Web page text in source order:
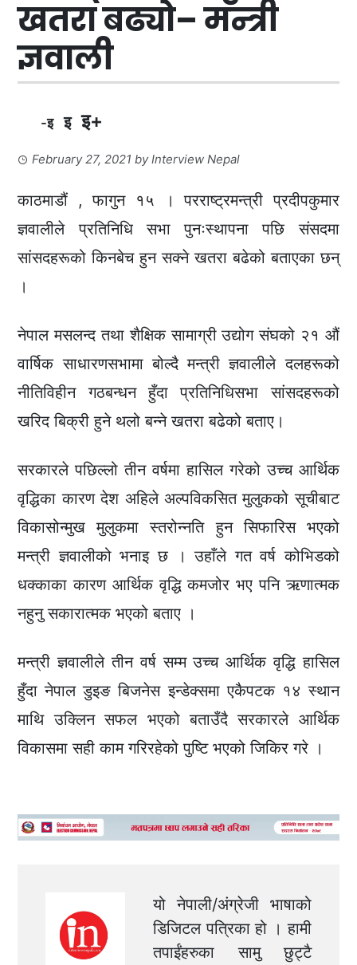
खतरा बढ्यो– मन्त्री
ज्ञवाली
-इ इ इ+
February 27, 2021 byInterview Nepal
काठमाडौं , फागुन १५ । परराष्ट्रमन्त्री प्रदीपकुमार
ज्ञवालीले प्रतिनिधि सभा पुनःस्थापना पछि संसदमा
सांसदहरूको किनबेच हुन सक्ने खतरा बढेको बताएका छन्
।
नेपाल मसलन्द तथा शैक्षिक सामाग्री उद्योग संघको २१ औं
वार्षिक साधारणसभामा बोल्दै मन्त्री ज्ञवालीले दलहरूको
नीतिविहीन गठबन्धन हुँदा प्रतिनिधिसभा सांसदहरूको
खरिद बिक्री हुने थलो बन्ने खतरा बढेको बताए।
सरकारले पछिल्लो तीन वर्षमा हासिल गरेको उच्च आर्थिक
वृद्धिका कारण देश अहिले अल्पविकसित मुलुकको सूचीबाट
विकासोन्मुख मुलुकमा स्तरोन्नति हुन सिफारिस भएको
मन्त्री ज्ञवालीको भनाइ छ । उहाँले गत वर्ष कोभिडको
धक्काका कारण आर्थिक वृद्धि कमजोर भए पनि ऋणात्मक
नहुनु सकारात्मक भएको बताए ।
मन्त्री ज्ञवालीले तीन वर्ष सम्म उच्च आर्थिक वृद्धि हासिल
हुँदा नेपाल डुइङ बिजनेस इन्डेक्समा एकैपटक १४ स्थान
माथि उक्लिन सफल भएको बताउँदै सरकारले आर्थिक
विकासमा सही काम गरिरहेको पुष्टि भएको जिकिर गरे ।
यो नेपाली/अंग्रेजी भाषाको
डिजिटल पत्रिका हो । हामी
तपाईंहरुका सामु छुट्टै